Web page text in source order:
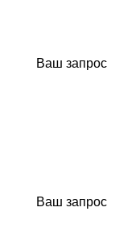
Ваш запрос
Ваш запрос